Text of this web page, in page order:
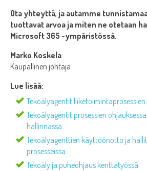
Ota yhteyttä, ja autamme
tuottavat arvoa ja miten ne otetaan
Microsoft 365 -ympäristössä.
Marko Koskela
Kaupallinen johtaja
Lue lisää:
Tekoälyagentit
Tekoälyagentit prosessien
hallinnassa
Tekoälyagenttien käyttöönotto ja
prosesseissa
Tekoäly ja puheohjaus kenttätyössä